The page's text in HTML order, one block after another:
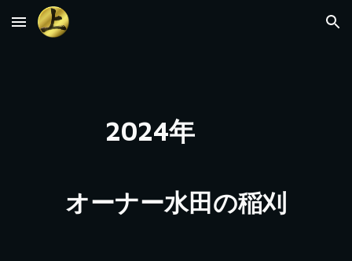
Skip to main content Skip to navigation
2024年
オーナー水田の稲刈